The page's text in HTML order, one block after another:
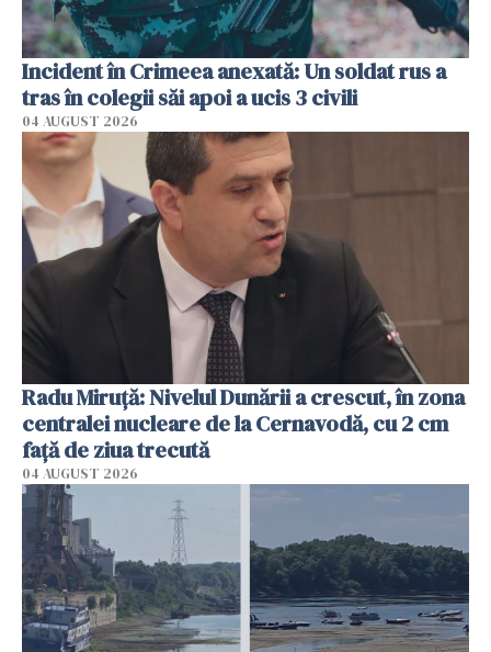
Incident în Crimeea anexată: Un soldat rus a
tras în colegii săi apoi a ucis 3 civili
04 AUGUST 2026
Radu Miruţă: Nivelul Dunării a crescut, în zona
centralei nucleare de la Cernavodă, cu 2 cm
faţă de ziua trecută
04 AUGUST 2026